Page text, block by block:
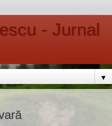
- Jurnal
▼